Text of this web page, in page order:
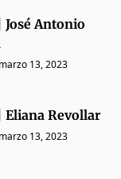
José Antonio
marzo 13, 2023
Eliana Revollar
marzo 13, 2023